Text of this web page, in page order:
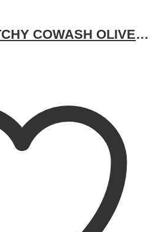
AS I AM DRY & ITCHY COWASH OLIVE AND TEA TREE OIL